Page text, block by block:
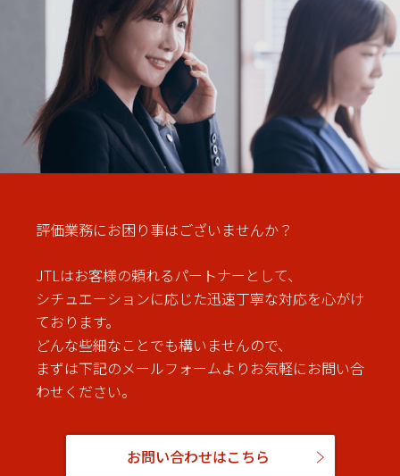
評価業務にお困り事はございませんか？
JTLはお客様の頼れるパートナーとして、
シチュエーションに応じた迅速丁寧な対応を心がけ
ております。
どんな些細なことでも構いませんので、
まずは下記のメールフォームよりお気軽にお問い合
わせください。
お問い合わせはこちら